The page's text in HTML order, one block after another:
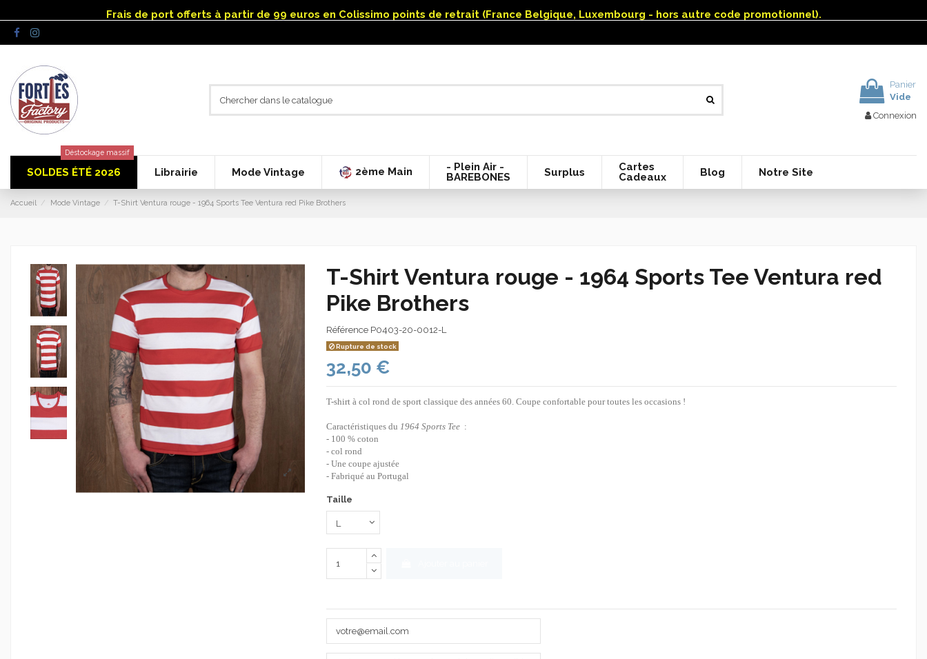
Frais de port offerts à partir de 99 euros en Colissimo points de retrait (France Belgique, Luxembourg - hors autre code promotionnel).
Panier
Vide
Connexion
SOLDES ÉTÉ 2026
Déstockage massif
Librairie Mode Vintage 2ème Main
- Plein Air -
BAREBONES
Surplus
Cartes
Cadeaux
Blog Notre Site
Accueil Mode Vintage T-Shirt Ventura rouge - 1964 Sports Tee Ventura red Pike Brothers
T-Shirt Ventura rouge - 1964 Sports Tee Ventura red
Pike Brothers
Référence P0403-20-0012-L
Rupture de stock
32,50 €
T-shirt à col rond de sport classique des années 60. Coupe confortable pour toutes les occasions !
Caractéristiques du 1964 Sports Tee:
- 100 % coton
- col rond
- Une coupe ajustée
- Fabriqué au Portugal
Taille